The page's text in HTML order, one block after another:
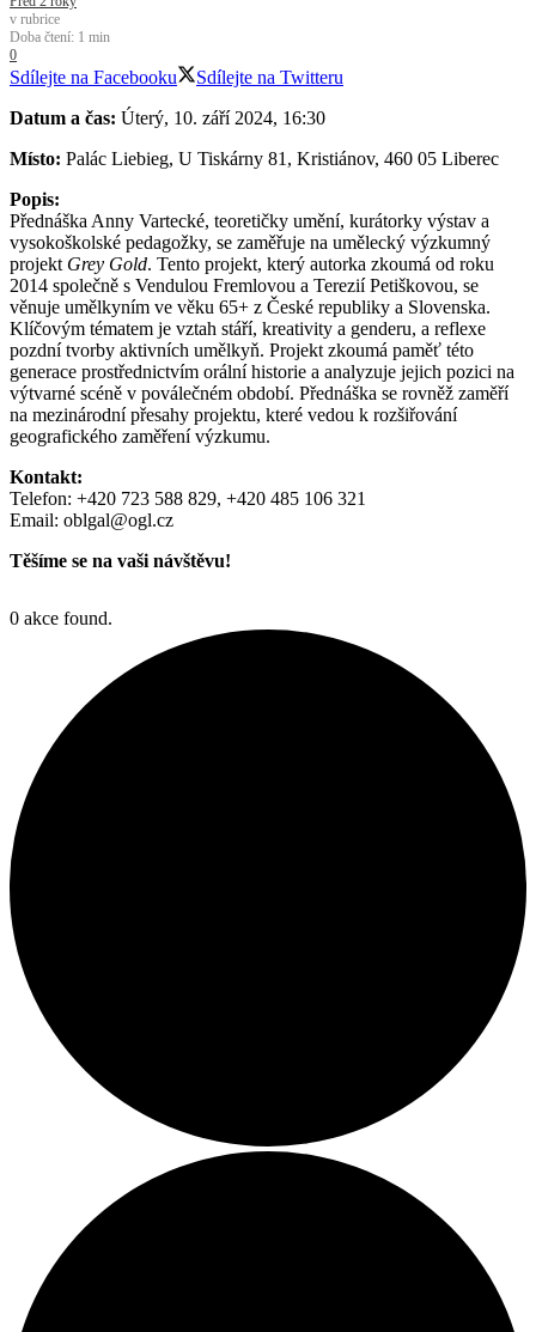
v rubrice
Doba čtení: 1 min
0
Sdílejte na Facebooku
Sdílejte na Twitteru
Datum a čas: Úterý, 10. září 2024, 16:30
Místo: Palác Liebieg, U Tiskárny 81, Kristiánov, 460 05 Liberec
Popis:
Přednáška Anny Vartecké, teoretičky umění, kurátorky výstav a
vysokoškolské pedagožky, se zaměřuje na umělecký výzkumný
projekt Grey Gold. Tento projekt, který autorka zkoumá od roku
2014 společně s Vendulou Fremlovou a Terezií Petiškovou, se
věnuje umělkyním ve věku 65+ z České republiky a Slovenska.
Klíčovým tématem je vztah stáří, kreativity a genderu, a reflexe
pozdní tvorby aktivních umělkyň. Projekt zkoumá paměť této
generace prostřednictvím orální historie a analyzuje jejich pozici na
výtvarné scéně v poválečném období. Přednáška se rovněž zaměří
na mezinárodní přesahy projektu, které vedou k rozšiřování
geografického zaměření výzkumu.
Kontakt:
Telefon: +420 723 588 829, +420 485 106 321
Email: oblgal@ogl.cz
Těšíme se na vaši návštěvu!
0 akce found.